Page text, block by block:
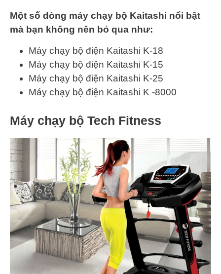
Một số dòng máy chạy bộ Kaitashi nổi bật
mà bạn không nên bỏ qua như:
Máy chạy bộ điện Kaitashi K-18
Máy chạy bộ điện Kaitashi K-15
Máy chạy bộ điện Kaitashi K-25
Máy chạy bộ điện Kaitashi K -8000
Máy chạy bộ Tech Fitness